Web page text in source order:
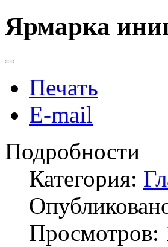
Ярмарка
Печать
E-mail
Подробности
Категория:
Просмотров: